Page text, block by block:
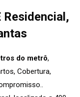
Residencial,
do metrô,
Cobertura,